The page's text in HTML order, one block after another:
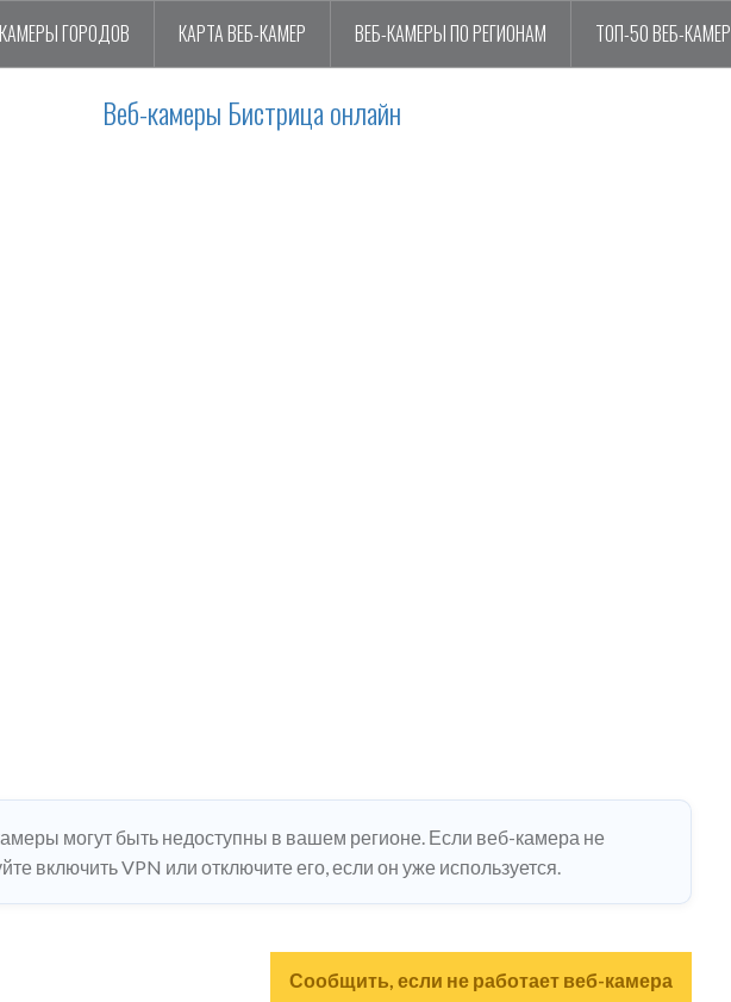
ГОРОДОВ КАРТА ВЕБ-КАМЕР ВЕБ-КАМЕРЫ ПО РЕГИОНАМ ТОП-50 ВЕБ-КАМЕР
Веб-камеры Бистрица онлайн
могут быть недоступны в вашем регионе. Если веб-камера не
включить VPN или отключите его, если он уже используется.
Сообщить, если не работает веб-камера